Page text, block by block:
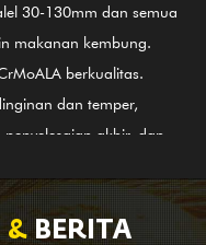
30-130mm dan semua
makanan kembung.
berkualitas.
dan temper,
akhir, dan
Silinder sekrup
terbaru) GⅡ 113 juga
& BERITA